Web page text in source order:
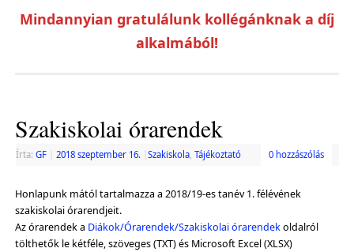
Mindannyian gratulálunk kollégánknak a díj
alkalmából!
Szakiskolai órarendek
Írta: GF 2018 szeptember 16. Szakiskola, Tájékoztató 0 hozzászólás
Honlapunk mától tartalmazza a 2018/19-es tanév 1. félévének
szakiskolai órarendjeit.
Az órarendek a Diákok/Órarendek/Szakiskolai órarendekoldalról
tölthetők le kétféle, szöveges (TXT) és Microsoft Excel (XLSX)